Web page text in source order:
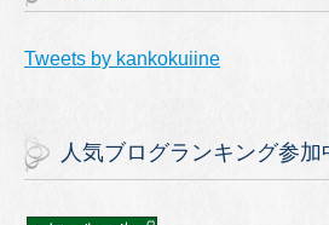
Tweets by kankokuiine
人気ブログランキング参加